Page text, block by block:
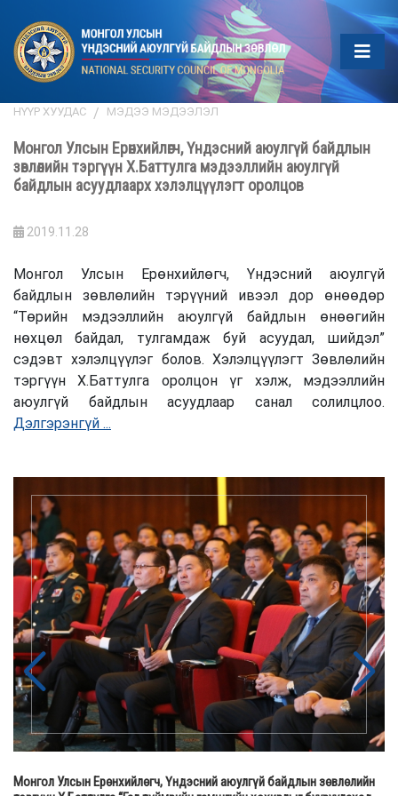
НҮҮР ХУУДАС МЭДЭЭ МЭДЭЭЛЭЛ
Монгол Улсын Ерөнхийлөгч, Үндэсний аюулгүй байдлын
зөвлөлийн тэргүүн Х.Баттулга мэдээллийн аюулгүй
байдлын асуудлаарх хэлэлцүүлэгт оролцов
2019.11.28
Монгол Улсын Ерөнхийлөгч, Үндэсний аюулгүй
байдлын зөвлөлийн тэрүүний ивээл дор өнөөдөр
“Төрийн мэдээллийн аюулгүй байдлын өнөөгийн
нөхцөл байдал, тулгамдаж буй асуудал, шийдэл”
сэдэвт хэлэлцүүлэг болов. Хэлэлцүүлэгт Зөвлөлийн
тэргүүн Х.Баттулга оролцон үг хэлж, мэдээллийн
аюулгүй байдлын асуудлаар санал солилцлоо.
Дэлгэрэнгүй ...
Монгол Улсын Ерөнхийлөгч, Үндэсний аюулгүй байдлын зөвлөлийн